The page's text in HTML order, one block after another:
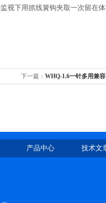
视下用抓线簧钩夹取一次留在
下一篇： WHQ-1.6一针多用兼
产品中心 技术文